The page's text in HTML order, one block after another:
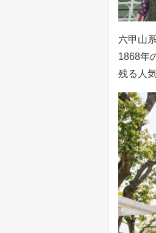
六甲山
1868年
残る人